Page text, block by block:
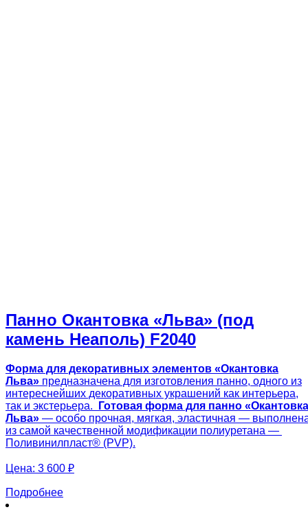
Панно Окантовка «Льва» (под
камень Неаполь) F2040
Форма для декоративных элементов «Окантовка
Льва» предназначена для изготовления панно, одного из
интереснейших декоративных украшений как интерьера,
так и экстерьера.
Готовая форма для панно «Окантовка
Льва» — особо прочная, мягкая, эластичная —
из самой качественной модификации полиуретана —
Поливинилпласт® (PVP).
Цена: 3 600 ₽
Подробнее